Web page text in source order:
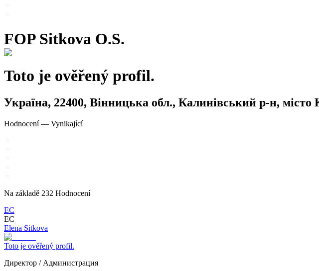
FOP Sitkova O.S.
Toto je ověřený profil.
Україна, 22400, Вінницька обл., Калинівський р-н,
Hodnocení— Vynikající
Na základě 232 Hodnocení
ЕС
ЕС
Elena Sitkova
Toto je ověřený profil.
Директор / Администрация